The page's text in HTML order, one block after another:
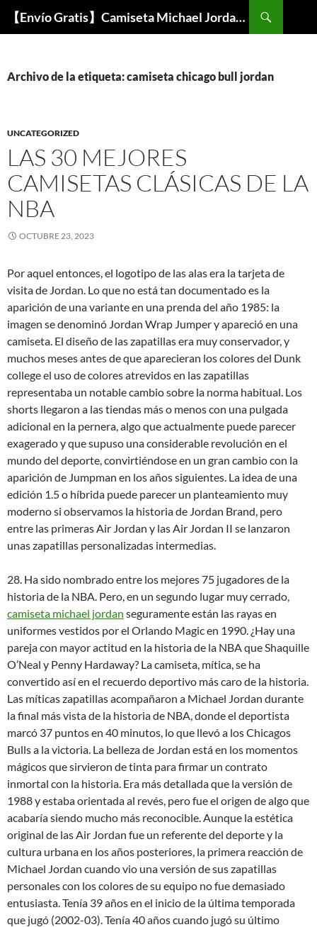
【Envío Gratis】Camiseta Michael Jordan NBA Barata
Buscar
Archivo de la etiqueta: camiseta chicago bull jordan
UNCATEGORIZED
LAS 30 MEJORES
CAMISETAS CLÁSICAS DE LA
NBA
OCTUBRE 23, 2023
Por aquel entonces, el logotipo de las alas era la tarjeta de
visita de Jordan. Lo que no está tan documentado es la
aparición de una variante en una prenda del año 1985: la
imagen se denominó Jordan Wrap Jumper y apareció en una
camiseta. El diseño de las zapatillas era muy conservador, y
muchos meses antes de que aparecieran los colores del Dunk
college el uso de colores atrevidos en las zapatillas
representaba un notable cambio sobre la norma habitual. Los
shorts llegaron a las tiendas más o menos con una pulgada
adicional en la pernera, algo que actualmente puede parecer
exagerado y que supuso una considerable revolución en el
mundo del deporte, convirtiéndose en un gran cambio con la
aparición de Jumpman en los años siguientes. La idea de una
edición 1.5 o híbrida puede parecer un planteamiento muy
moderno si observamos la historia de Jordan Brand, pero
entre las primeras Air Jordan y las Air Jordan II se lanzaron
unas zapatillas personalizadas intermedias.
28. Ha sido nombrado entre los mejores 75 jugadores de la
historia de la NBA. Pero, en un segundo lugar muy cerrado,
camiseta michael jordan seguramente están las rayas en
uniformes vestidos por el Orlando Magic en 1990. ¿Hay una
pareja con mayor actitud en la historia de la NBA que Shaquille
O’Neal y Penny Hardaway? La camiseta, mítica, se ha
convertido así en el recuerdo deportivo más caro de la historia.
Las míticas zapatillas acompañaron a Michael Jordan durante
la final más vista de la historia de NBA, donde el deportista
marcó 37 puntos en 40 minutos, lo que llevó a los Chicagos
Bulls a la victoria. La belleza de Jordan está en los momentos
mágicos que sirvieron de tinta para firmar un contrato
inmortal con la historia. Era más detallada que la versión de
1988 y estaba orientada al revés, pero fue el origen de algo que
acabaría siendo mucho más reconocible. Aunque la estética
original de las Air Jordan fue un referente del deporte y la
cultura urbana en los años posteriores, la primera reacción de
Michael Jordan cuando vio una versión de sus zapatillas
personales con los colores de su equipo no fue demasiado
entusiasta. Tenía 39 años en el inicio de la última temporada
que jugó (2002-03). Tenía 40 años cuando jugó su último